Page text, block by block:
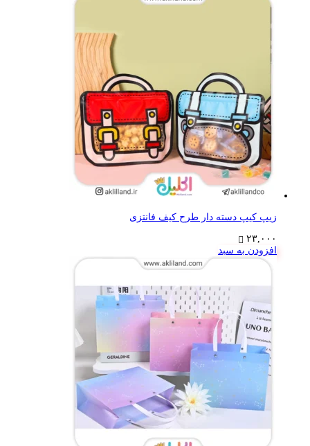
زیپ کیپ دسته دار طرح کیف فانتزی
۲۳,۰۰۰
افزودن به سبد